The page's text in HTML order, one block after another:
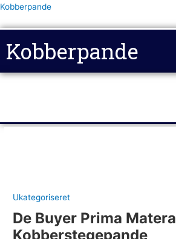
Gå
indholdet
Kobberpande
Kobberpande
Ukategoriseret
De Buyer Prima Matera
Kobberstegepande